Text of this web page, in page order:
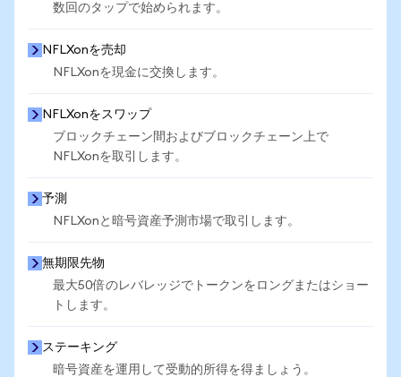
数回のタップで始められます。
NFLXonを売却
NFLXonを現金に交換します。
NFLXonをスワップ
ブロックチェーン間およびブロックチェーン上で
NFLXonを取引します。
予測
NFLXonと暗号資産予測市場で取引します。
無期限先物
最大50倍のレバレッジでトークンをロングまたはショー
トします。
ステーキング
暗号資産を運用して受動的所得を得ましょう。